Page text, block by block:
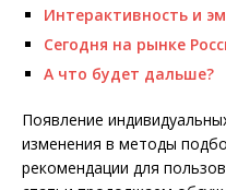
Интерактивность и
Сегодня на рынке
А что будет дальше?
Появление
изменения в методы
рекомендации для